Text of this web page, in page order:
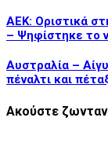
ΑΕΚ: Οριστικά
– Ψηφίστηκε το
Αυστραλία –
πέναλτι και
Ακούστε